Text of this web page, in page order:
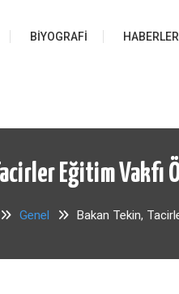
BIYOGRAFI HABERLER
Eğitim Vakfı
Genel Bakan Tekin,